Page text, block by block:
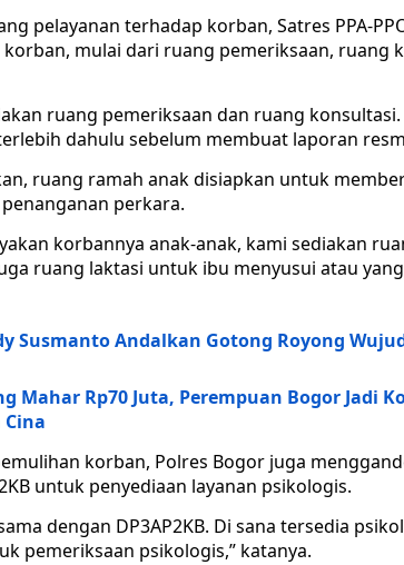
pelayanan terhadap korban, Satres PPA-
mulai dari ruang pemeriksaan, ruang
ruang pemeriksaan dan ruang
dahulu sebelum membuat laporan
ruang ramah anak disiapkan untuk
perkara.
korbannya anak-anak, kami sediakan
ruang laktasi untuk ibu menyusui atau
Susmanto Andalkan Gotong Royong
Mahar Rp70 Juta, Perempuan Bogor Jadi
korban, Polres Bogor juga
untuk penyediaan layanan psikologis.
dengan DP3AP2KB. Di sana tersedia
pemeriksaan psikologis,” katanya.